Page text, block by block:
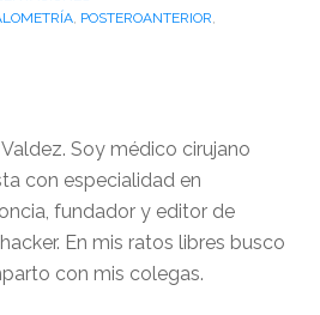
, POSTEROANTERIOR
Valdez. Soy médico cirujano
con especialidad en
fundador y editor de
En mis ratos libres busco
con mis colegas.